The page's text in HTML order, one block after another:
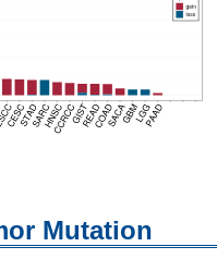
Mutation